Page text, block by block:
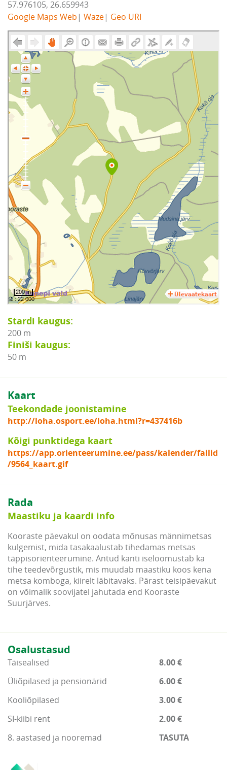
57.976105, 26.659943
Google Maps Web | Waze| Geo URI
Stardi kaugus:
200 m
Finiši kaugus:
50 m
Kaart
Teekondade joonistamine
http://loha.osport.ee/loha.html?r=437416b
Kõigi punktidega kaart
https://app.orienteerumine.ee/pass/kalender/failid
/9564_kaart.gif
Rada
Maastiku ja kaardi info
Kooraste päevakul on oodata mõnusas männimetsas
kulgemist, mida tasakaalustab tihedamas metsas
täppisorienteerumine. Antud kanti iseloomustab ka
tihe teedevõrgustik, mis muudab maastiku koos kena
metsa komboga, kiirelt läbitavaks. Pärast teisipäevakut
on võimalik soovijatel jahutada end Kooraste
Suurjärves.
Osalustasud
Täisealised
8.00 €
Üliõpilased ja pensionärid
6.00 €
Kooliõpilased
3.00 €
SI-kiibi rent
2.00 €
8. aastased ja nooremad
TASUTA